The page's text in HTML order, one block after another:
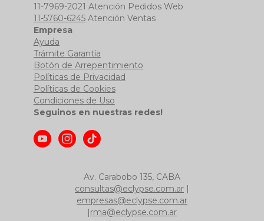
11-7969-2021 Atención Pedidos Web
11-5760-6245Atención Ventas
Empresa
Ayuda
Trámite Garantía
Botón de Arrepentimiento
Políticas de Privacidad
Políticas de Cookies
Condiciones de Uso
Seguinos en nuestras redes!
Av. Carabobo 135, CABA
consultas@eclypse.com.ar
empresas@eclypse.com.ar
rma@eclypse.com.ar